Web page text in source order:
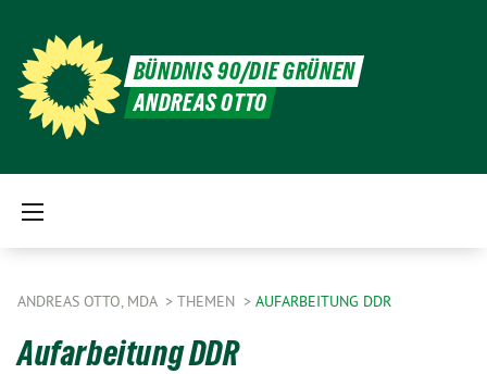
BÜNDNIS 90/DIE GRÜNEN
ANDREAS OTTO
ANDREAS OTTO, MDA THEMEN AUFARBEITUNG DDR
Aufarbeitung DDR